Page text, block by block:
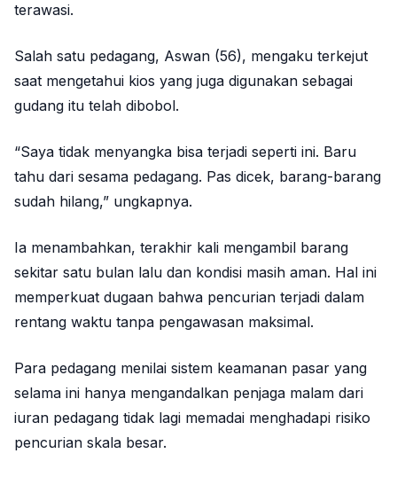
terawasi.
Salah satu pedagang, Aswan (56), mengaku terkejut
saat mengetahui kios yang juga digunakan sebagai
gudang itu telah dibobol.
“Saya tidak menyangka bisa terjadi seperti ini. Baru
tahu dari sesama pedagang. Pas dicek, barang-barang
sudah hilang,” ungkapnya.
Ia menambahkan, terakhir kali mengambil barang
sekitar satu bulan lalu dan kondisi masih aman. Hal ini
memperkuat dugaan bahwa pencurian terjadi dalam
rentang waktu tanpa pengawasan maksimal.
Para pedagang menilai sistem keamanan pasar yang
selama ini hanya mengandalkan penjaga malam dari
iuran pedagang tidak lagi memadai menghadapi risiko
pencurian skala besar.